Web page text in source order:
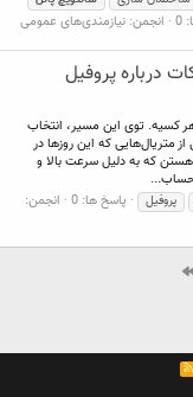
انجمن: نیازمندی‌های عمومی
درباره پروفیل
کسیه. توی این مسیر، انتخاب
متریال‌هایی که این روزها در
هستن که به دلیل سرعت بالا و
حساب...
پروفیل پاسخ ها: 0
انجمن:
R
S